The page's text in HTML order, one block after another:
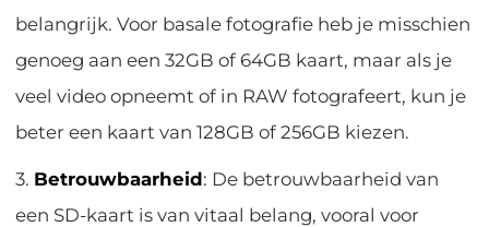
belangrijk. Voor basale fotografie heb je misschien
genoeg aan een 32GB of 64GB kaart, maar als je
veel video opneemt of in RAW fotografeert, kun je
beter een kaart van 128GB of 256GB kiezen.
3. Betrouwbaarheid: De betrouwbaarheid van
een SD-kaart is van vitaal belang, vooral voor